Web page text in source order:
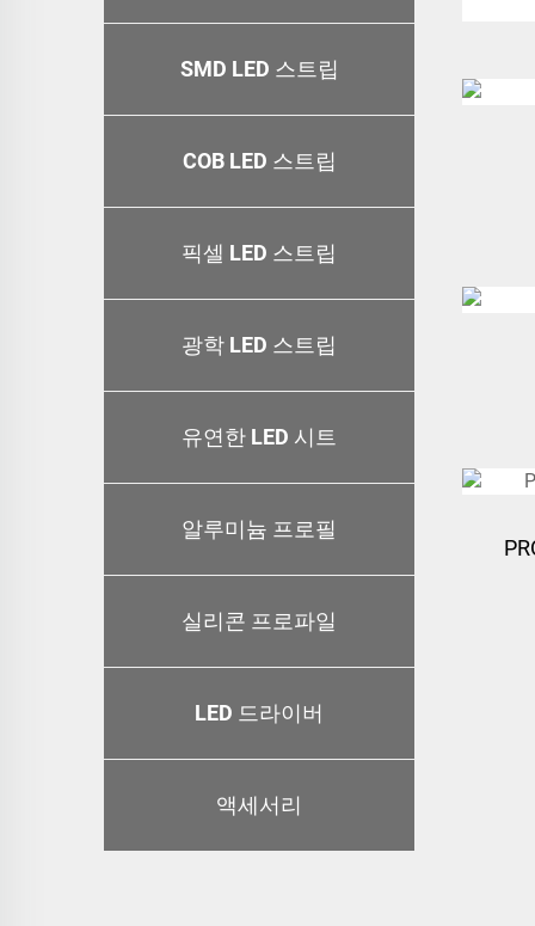
SMD LED 스트립
COB LED 스트립
픽셀 LED 스트립
광학 LED 스트립
유연한 LED 시트
알루미늄 프로필
실리콘 프로파일
LED 드라이버
액세서리